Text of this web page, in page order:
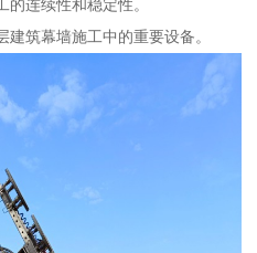
连续性和稳定性。
筑幕墙施工中的重要设备。